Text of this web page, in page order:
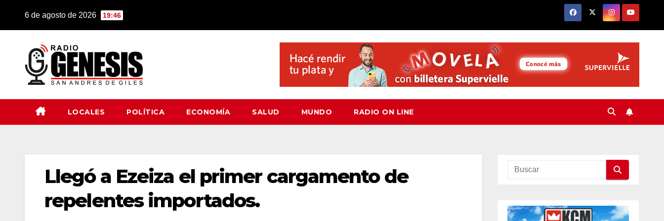
6 de agosto de 2026 19:46
LOCALES POLÍTICA ECONOMÍA SALUD MUNDO RADIO ON LINE
Llegó a Ezeiza el primer cargamento de
repelentes importados.